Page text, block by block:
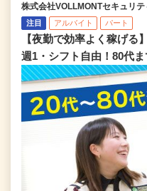
株式会社VOLLMONTセキュリ
注目 アルバイト パート
【夜勤で効率よく稼げる
週1・シフト自由！80代